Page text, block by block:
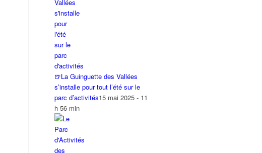
🍺La Guinguette des Vallées
s’installe pour tout l’été sur le
parc d’activités15 mai 2025 - 11
h 56 min